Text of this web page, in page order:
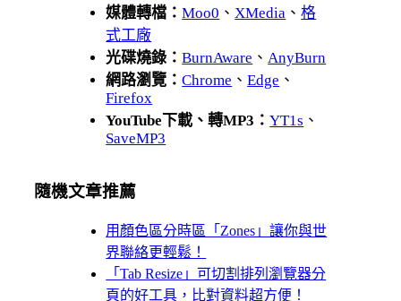
媒體轉檔：Moo0 、 XMedia 、格
式工廠
光碟燒錄：BurnAware 、 AnyBurn
網路瀏覽：Chrome 、Edge 、
Firefox
YouTube下載、轉MP3：YT1s 、
SaveMP3
隨機文章推薦
用顏色區分時區「Zones」讓你與世
界聯絡更輕鬆！
「Tab Resize」可切割排列瀏覽器分
頁的好工具，比對資料超方便！